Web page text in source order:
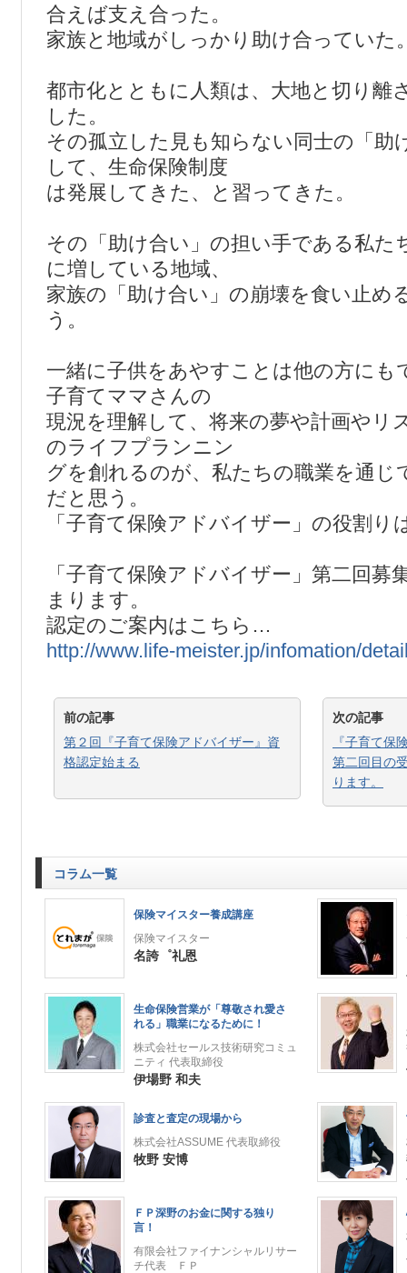
合えば支え合った。
家族と地域がしっかり助け合っていた
都市化とともに人類は、大地と切り離
した。
その孤立した見も知らない同士の「助
して、生命保険制度
は発展してきた、と習ってきた。
その「助け合い」の担い手である私た
に増している地域、
家族の「助け合い」の崩壊を食い止め
う。
一緒に子供をあやすことは他の方にも
子育てママさんの
現況を理解して、将来の夢や計画やリ
のライフプランニン
グを創れるのが、私たちの職業を通じ
だと思う。
「子育て保険アドバイザー」の役割り
「子育て保険アドバイザー」第二回募
まります。
認定のご案内はこちら…
http://www.life-meister.jp/infomation/
前の記事
第２回『子育て保険アドバイザー』資
格認定始まる
次の記事
『子育て保
第二回目の
ります。
コラム一覧
保険マイスター養成講座
保険マイスター
名誇゜礼恩
生命保険営業が「尊敬され愛さ
れる」職業になるために！
株式会社セールス技術研究コミュ
ニティ 代表取締役
伊場野 和夫
診査と査定の現場から
株式会社ASSUME 代表取締役
牧野 安博
ＦＰ深野のお金に関する独り
言！
有限会社ファイナンシャルリサー
チ代表 ＦＰ